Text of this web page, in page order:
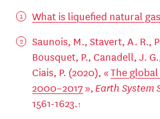
What is liquefied natural
Saunois, M., Stavert, A. R.,
Bousquet, P., Canadell, J.
Ciais, P. (2020), «The
2000–2017»,Earth System
1561-1623.